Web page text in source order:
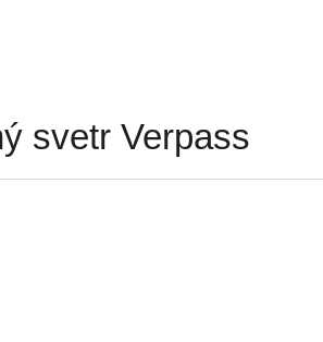
svetr Verpass